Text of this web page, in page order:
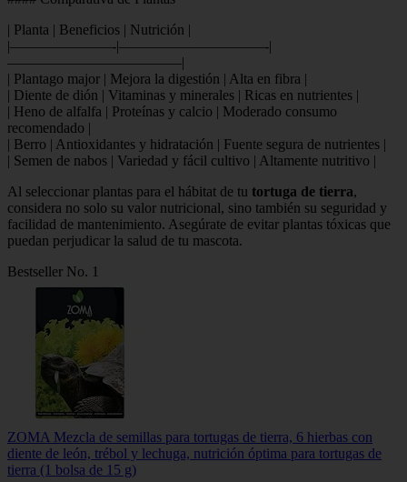
| Planta | Beneficios | Nutrición |
|———————-|——————————-|
————————————|
| Plantago major | Mejora la digestión | Alta en fibra |
| Diente de dión | Vitaminas y minerales | Ricas en nutrientes |
| Heno de alfalfa | Proteínas y calcio | Moderado consumo
recomendado |
| Berro | Antioxidantes y hidratación | Fuente segura de nutrientes |
| Semen de nabos | Variedad y fácil cultivo | Altamente nutritivo |
Al seleccionar plantas para el hábitat de tu tortuga de tierra,
considera no solo su valor nutricional, sino también su seguridad y
facilidad de mantenimiento. Asegúrate de evitar plantas tóxicas que
puedan perjudicar la salud de tu mascota.
Bestseller No. 1
ZOMA Mezcla de semillas para tortugas de tierra, 6 hierbas con
diente de león, trébol y lechuga, nutrición óptima para tortugas de
tierra (1 bolsa de 15 g)